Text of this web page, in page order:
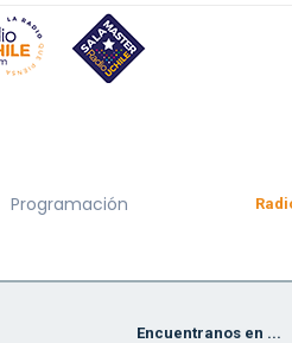
Programación
Encuentranos en ...